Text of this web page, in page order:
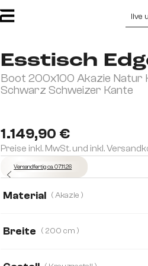
Esstisch
Boot 200x100 Akazie Natur
Schwarz Schweizer Kante
1.149,90 €
Preise inkl. MwSt. und inkl.
Versandfertig ca. 07.11.26
Material ( Akazie )
Breite ( 200 cm )